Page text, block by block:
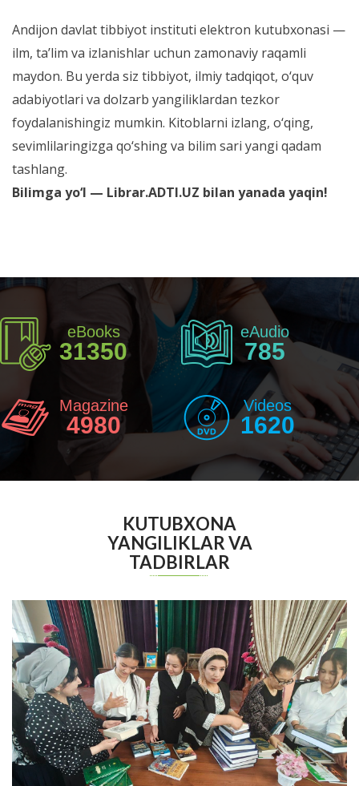
Andijon davlat tibbiyot instituti elektron kutubxonasi —
ilm, ta’lim va izlanishlar uchun zamonaviy raqamli
maydon. Bu yerda siz tibbiyot, ilmiy tadqiqot, o‘quv
adabiyotlari va dolzarb yangiliklardan tezkor
foydalanishingiz mumkin. Kitoblarni izlang, o‘qing,
sevimlilaringizga qo‘shing va bilim sari yangi qadam
tashlang.
Bilimga yo‘l — Librar.ADTI.UZ bilan yanada yaqin!
eBooks
31350
eAudio
785
Magazine
4980
Videos
1620
KUTUBXONA
YANGILIKLAR VA
TADBIRLAR